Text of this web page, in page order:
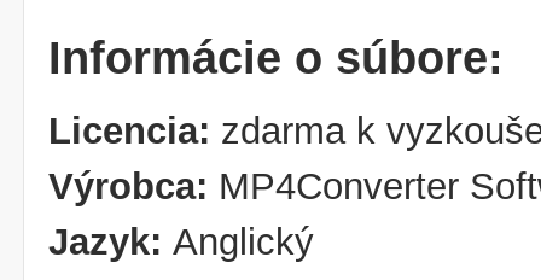
Informácie o súbore:
Licencia: zdarma k
Výrobca: MP4Converter
Jazyk: Anglický